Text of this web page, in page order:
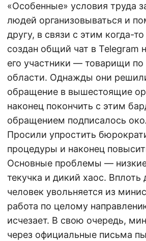
«Особенные» условия труда
людей организовываться и
другу, в связи с этим когда-
создан общий чат в Telegram
его участники — товарищи по
области. Однажды они
обращение в вышестоящие
наконец покончить с этим
обращением подписалось
Просили упростить
процедуры и наконец
Основные проблемы —
текучка и дикий хаос. Вплоть
человек увольняется из
работа по целому
исчезает. В свою очередь,
через официальные письма